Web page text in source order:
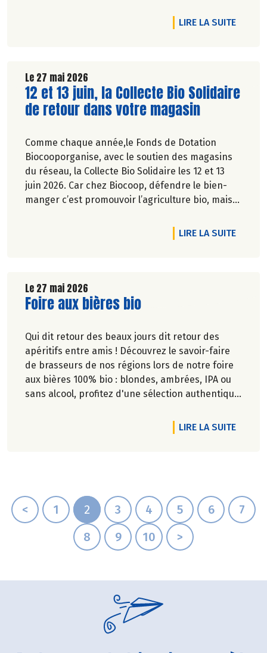
croustillantes, gâteaux apéritifs gourmands, jus
de fruits rafraîchissants, kombuchas pétillants...
LIRE LA SUITEDE
Le 27 mai 2026
Lire la suite de l'article
12 et 13 juin, la Collecte Bio Solidaire
de retour dans votre magasin
Comme chaque année,le Fonds de Dotation
Biocooporganise, avec le soutien des magasins
du réseau, la Collecte Bio Solidaire les 12 et 13
juin 2026. Car chez Biocoop, défendre le bien-
manger c’est promouvoir l’agriculture bio, mais
LIRE LA SUITEDE
Le 27 mai 2026
Lire la suite de l'article
Foire aux bières bio
Qui dit retour des beaux jours dit retour des
apéritifs entre amis ! Découvrez le savoir-faire
de brasseurs de nos régions lors de notre foire
aux bières 100% bio : blondes, ambrées, IPA ou
sans alcool, profitez d'une sélection authentique
LIRE LA SUITEDE
< 1 2 3 4 5 6
7
8
9 10 >